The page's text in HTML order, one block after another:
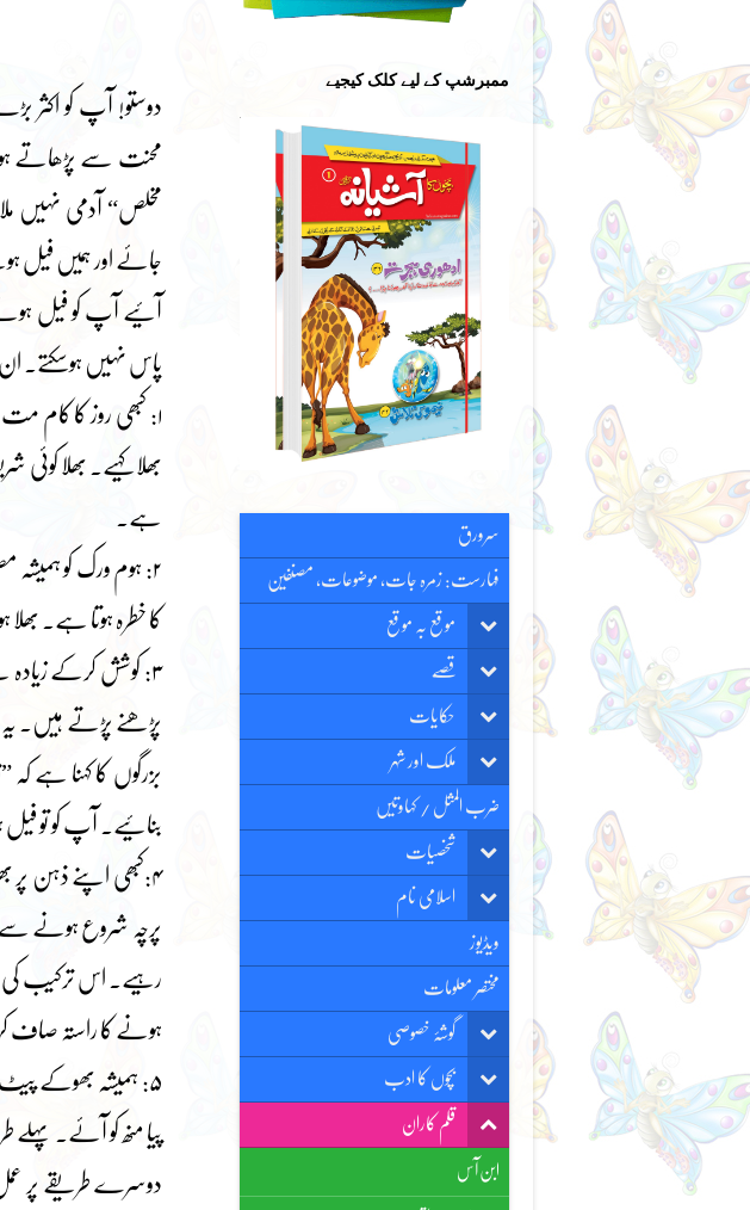
دوستو! آپ کو اکثر
محنت سے پڑھاتے
مخلص“ آدمی نہیں
جائے اور ہمیں فیل
آئیے آپ کو فیل
پاس نہیں ہوسکتے۔
۱: کبھی روز کا کام مت
بھلا کہیے۔ بھلا
ہے۔
۲: ہوم ورک کو ہمیشہ
کا خطرہ ہوتا ہے۔
۳: کوشش کرکے زیادہ
پڑھنے پڑتے ہیں۔ یہ
بزرگوں کا کہنا ہے
بنائیے۔ آپ کو تو فیل
۴:کبھی اپنے ذہن پر
پرچہ شروع ہونے سے
رہیے۔ اس ترکیب کی
ہونے کا راستہ صاف
۵: ہمیشہ بھوکے پیٹ
پیا منھ کو آئے۔
دوسرے طریقے پر
ممبرشپ کے لیے کلک کیجیے
سرورق
فہارست: زمرہ جات، موضوعات، مصنفین
موقع بہ موقع
قصّے
حکایات
ملک اور شہر
ضرب المثل / کہاوتیں
شخصیات
اسلامی نام
ویڈیوز
مختصر معلومات
گوشۂ خصوصی
بچوں کا ادب
قلم کاران
ابن آس